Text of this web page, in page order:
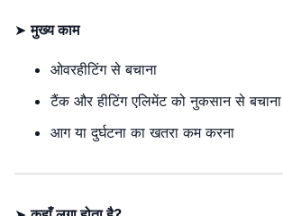
➤मुख्य काम
ओवरहीटिंग से बचाना
टैंक और हीटिंग एलिमेंट को नुकसान से बचाना
आग या दुर्घटना का खतरा कम करना